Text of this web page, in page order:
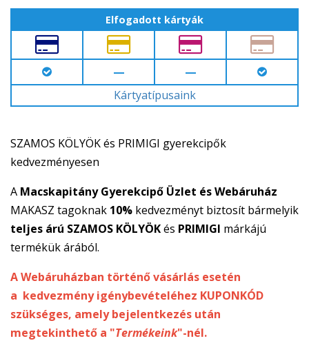
Elfogadott kártyák
—
—
Kártyatípusaink
SZAMOS KÖLYÖK és PRIMIGI gyerekcipők
kedvezményesen
A Macskapitány Gyerekcipő Üzlet és Webáruház
MAKASZ tagoknak 10% kedvezményt biztosít bármelyik
teljes árú SZAMOS KÖLYÖKés PRIMIGI márkájú
termékük árából.
A Webáruházban történő vásárlás esetén
a kedvezmény igénybevételéhez KUPONKÓD
szükséges, amely bejelentkezés után
megtekinthető a "Termékeink"-nél.